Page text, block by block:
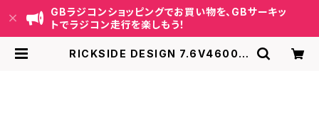
GBラジコンショッピングでお買い物を、GBサーキッ
トでラジコン走行を楽しもう！
RICKSIDE DESIGN 7.6V4600m